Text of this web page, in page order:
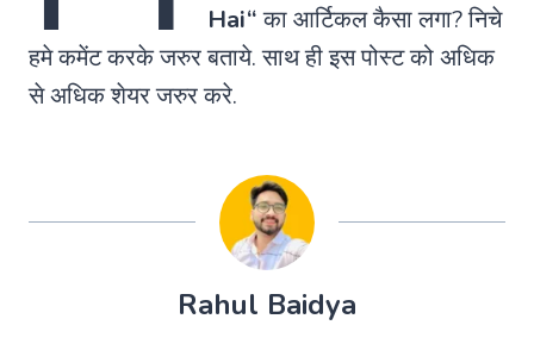
Hai“का आर्टिकल कैसा लगा? निचे
हमे कमेंट करके जरुर बताये. साथ ही इस पोस्ट को अधिक
से अधिक शेयर जरुर करे.
Rahul Baidya